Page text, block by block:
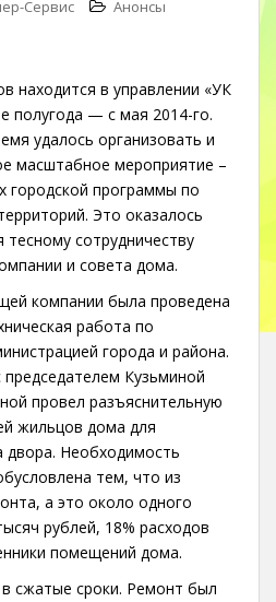
Сервис
Анонсы
находится в управлении «УК
полугода — с мая 2014-го.
удалось организовать и
масштабное мероприятие –
городской программы по
Это оказалось
сотрудничеству
и совета дома.
компании была проведена
работа по
города и района.
Кузьминой
провел разъяснительную
жильцов дома для
двора. Необходимость
тем, что из
а это около одного
рублей, 18% расходов
помещений дома.
сжатые сроки. Ремонт был